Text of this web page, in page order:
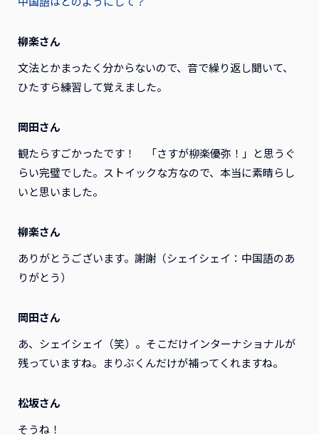
柳楽さん
文法とかまったく分からないので、音で繰り返し聞いて、
ひたすら練習して覚えました。
岡田さん
観たらすごかったです！ 「さすが柳楽優弥！」と思うぐ
らい完璧でした。ストイックな方なので、本当に素晴らし
いと思いました。
柳楽さん
ありがとうございます。謝謝（シェイシェイ：中国語のあ
りがとう）
岡田さん
あ、シェイシェイ（笑）。そこだけインターナショナルが
残っていますね。まりぶくんだけが補ってくれますね。
松坂さん
そうね！